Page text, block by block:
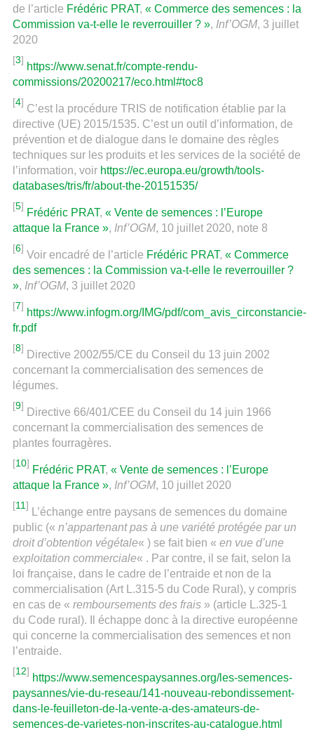
de l’article Frédéric PRAT, « Commerce des semences : la
Commission va-t-elle le reverrouiller ? », Inf’OGM, 3 juillet
2020
[3]
https://www.senat.fr/compte-rendu-
commissions/20200217/eco.html#toc8
[4]
C’est la procédure TRIS de notification établie par la
directive (UE) 2015/1535. C’est un outil d’information, de
prévention et de dialogue dans le domaine des règles
techniques sur les produits et les services de la société de
l’information, voir https://ec.europa.eu/growth/tools-
databases/tris/fr/about-the-20151535/
[5]
Frédéric PRAT, « Vente de semences : l’Europe
attaque la France », Inf’OGM, 10 juillet 2020, note 8
[6]
Voir encadré de l’article Frédéric PRAT, « Commerce
des semences : la Commission va-t-elle le reverrouiller ?
», Inf’OGM, 3 juillet 2020
[7]
https://www.infogm.org/IMG/pdf/com_avis_circonstancie-
fr.pdf
[8]
Directive 2002/55/CE du Conseil du 13 juin 2002
concernant la commercialisation des semences de
légumes.
[9]
Directive 66/401/CEE du Conseil du 14 juin 1966
concernant la commercialisation des semences de
plantes fourragères.
[10]
Frédéric PRAT, « Vente de semences : l’Europe
attaque la France », Inf’OGM, 10 juillet 2020
[11]
L’échange entre paysans de semences du domaine
public (« n’appartenant pas à une variété protégée par un
droit d’obtention végétale« ) se fait bien « en vue d’une
exploitation commerciale« . Par contre, il se fait, selon la
loi française, dans le cadre de l’entraide et non de la
commercialisation (Art L.315-5 du Code Rural), y compris
en cas de « remboursements des frais» (article L.325-1
du Code rural). Il échappe donc à la directive européenne
qui concerne la commercialisation des semences et non
l’entraide.
[12]
https://www.semencespaysannes.org/les-semences-
paysannes/vie-du-reseau/141-nouveau-rebondissement-
dans-le-feuilleton-de-la-vente-a-des-amateurs-de-
semences-de-varietes-non-inscrites-au-catalogue.html